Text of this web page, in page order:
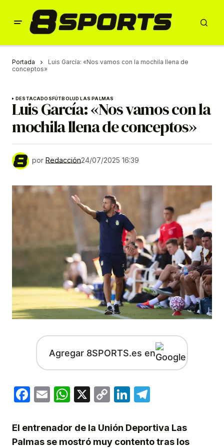
Portada
Luis García: «Nos vamos con la mochila llena de
conceptos»
DESTACADOSFÚTBOLUD LAS PALMAS
Luis García: «Nos vamos con la
mochila llena de conceptos»
por Redacción24/07/2025 16:39
Agregar 8SPORTS.es en
Facebook
EmailWhatsApp
X
CopyLinkedIn
El entrenador de la Unión Deportiva Las
Palmas se mostró muy contento tras los